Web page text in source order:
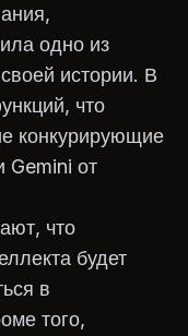
одно из
истории. В
что
конкурирующие
Gemini от
что
будет
в
того,